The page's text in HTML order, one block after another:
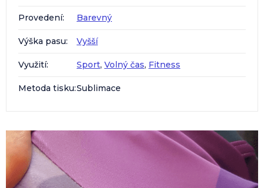
Provedení: Barevný
Výška pasu: Vyšší
Využití: Sport, Volný čas, Fitness
Metoda tisku:Sublimace